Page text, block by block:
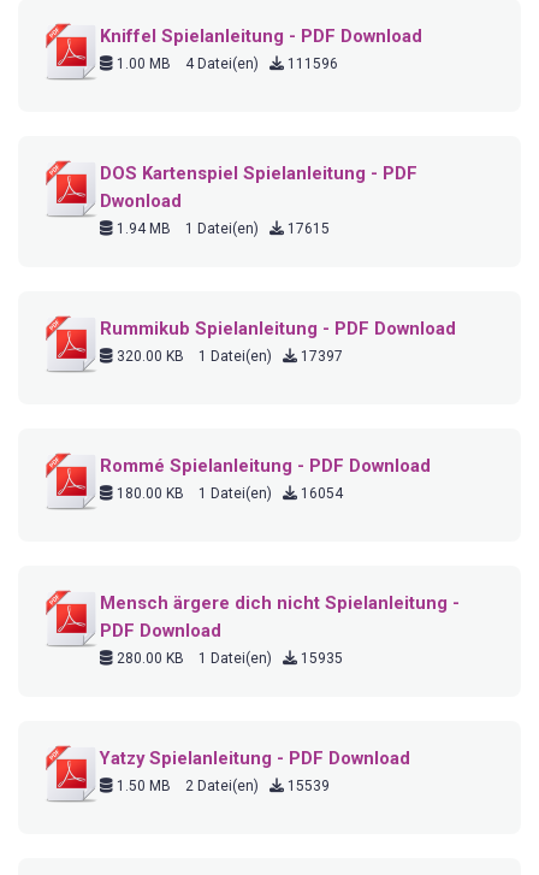
Kniffel Spielanleitung - PDF Download
1.00 MB 4 Datei(en) 111596
DOS Kartenspiel Spielanleitung - PDF
Dwonload
1.94 MB 1 Datei(en) 17615
Rummikub Spielanleitung - PDF Download
320.00 KB 1 Datei(en) 17397
Rommé Spielanleitung - PDF Download
180.00 KB 1 Datei(en) 16054
Mensch ärgere dich nicht Spielanleitung -
PDF Download
280.00 KB 1 Datei(en) 15935
Yatzy Spielanleitung - PDF Download
1.50 MB 2 Datei(en) 15539